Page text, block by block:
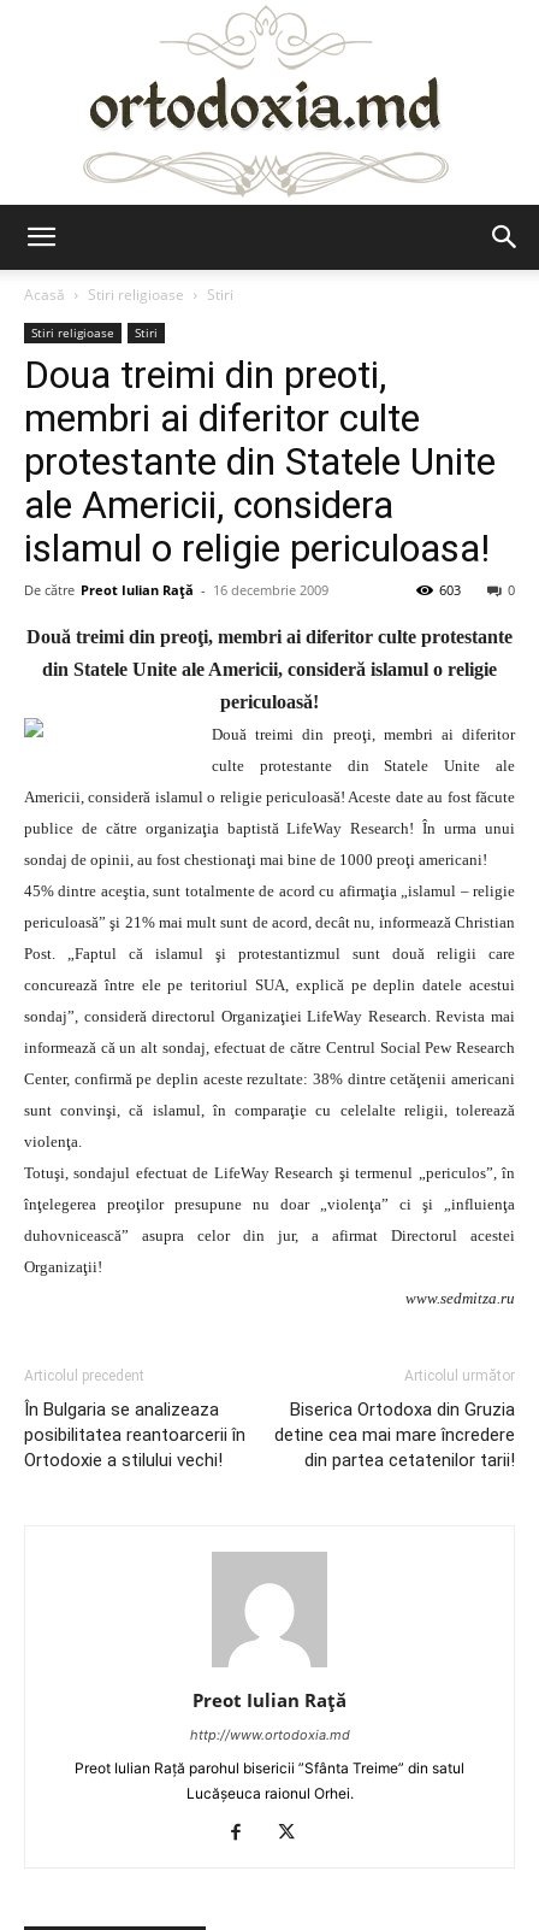
Acasă
Stiri religioase Stiri
Stiri religioase Stiri
Doua treimi din preoti,
membri ai diferitor culte
protestante din Statele Unite
ale Americii, considera
islamul o religie periculoasa!
De către Preot Iulian Raţă - 16 decembrie 2009 0
603
Două treimi din preoţi, membri ai diferitor culte protestante
din Statele Unite ale Americii, consideră islamul o religie
periculoasă!
Două treimi din preoţi, membri ai diferitor
culte protestante din Statele Unite ale
Americii, consideră islamul o religie periculoasă! Aceste date au fost făcute
publice de către organizaţia baptistă LifeWay Research! În urma unui
sondaj de opinii, au fost chestionaţi mai bine de 1000 preoţi americani!
45% dintre aceştia, sunt totalmente de acord cu afirmaţia „islamul – religie
periculoasă” şi 21% mai mult sunt de acord, decât nu, informează Christian
Post. „Faptul că islamul şi protestantizmul sunt două religii care
concurează între ele pe teritoriul SUA, explică pe deplin datele acestui
sondaj”, consideră directorul Organizaţiei LifeWay Research. Revista mai
informează că un alt sondaj, efectuat de către Centrul Social Pew Research
Center, confirmă pe deplin aceste rezultate: 38% dintre cetăţenii americani
sunt convinşi, că islamul, în comparaţie cu celelalte religii, tolerează
violenţa.
Totuşi, sondajul efectuat de LifeWay Research şi termenul „periculos”, în
înţelegerea preoţilor presupune nu doar „violenţa” ci şi „influienţa
duhovnicească” asupra celor din jur, a afirmat Directorul acestei
Organizaţii!
www.sedmitza.ru
Articolul precedent
În Bulgaria se analizeaza
posibilitatea reantoarcerii în
Ortodoxie a stilului vechi!
Articolul următor
Biserica Ortodoxa din Gruzia
detine cea mai mare încredere
din partea cetatenilor tarii!
Preot Iulian Raţă
http://www.ortodoxia.md
Preot Iulian Rață parohul bisericii ”Sfânta Treime” din satul
Lucășeuca raionul Orhei.